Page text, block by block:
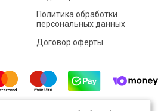
Политика обработки
персональных данных
Договор оферты